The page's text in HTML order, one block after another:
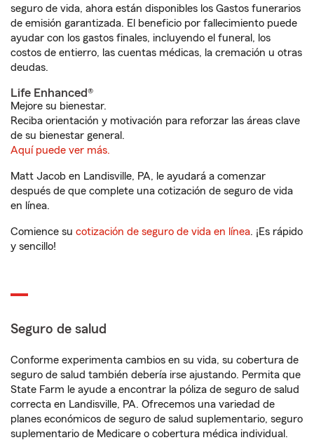
seguro de vida, ahora están disponibles los Gastos funerarios
de emisión garantizada. El beneficio por fallecimiento puede
ayudar con los gastos finales, incluyendo el funeral, los
costos de entierro, las cuentas médicas, la cremación u otras
deudas.
Life Enhanced®
Mejore su bienestar.
Reciba orientación y motivación para reforzar las áreas clave
de su bienestar general.
Aquí puede ver más.
Matt Jacob en Landisville, PA, le ayudará a comenzar
después de que complete una cotización de seguro de vida
en línea.
Comience su cotización de seguro de vida en línea. ¡Es rápido
y sencillo!
Seguro de salud
Conforme experimenta cambios en su vida, su cobertura de
seguro de salud también debería irse ajustando. Permita que
State Farm le ayude a encontrar la póliza de seguro de salud
correcta en Landisville, PA. Ofrecemos una variedad de
planes económicos de seguro de salud suplementario, seguro
suplementario de Medicare o cobertura médica individual.